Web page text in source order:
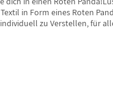
in Form eines Roten
zu Verstellen, für